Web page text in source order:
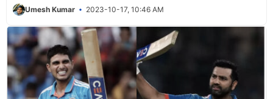
Umesh Kumar 2023-10-17, 10:46 AM